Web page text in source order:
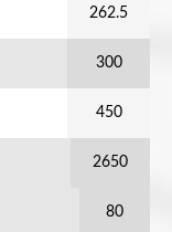
262.5
300
450
2650
80